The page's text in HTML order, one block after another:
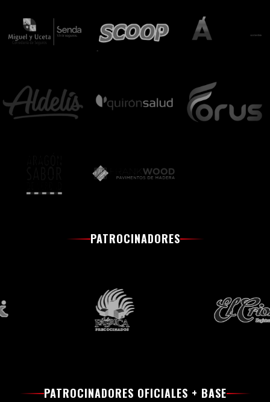
PATROCINADORES
PATROCINADORES OFICIALES + BASE